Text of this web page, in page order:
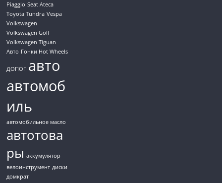
Piaggio Seat Ateca
Toyota Tundra Vespa
Volkswagen
Volkswagen Golf
Volkswagen Tiguan
Авто Гонки Hot Wheels
ДОПОГ авто
автомоб
иль
автомобильное масло
автотова
ры аккумулятор
велоинструмент диски
домкрат